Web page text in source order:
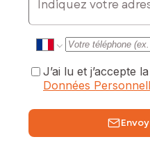
J’ai lu et j’accepte la
Données